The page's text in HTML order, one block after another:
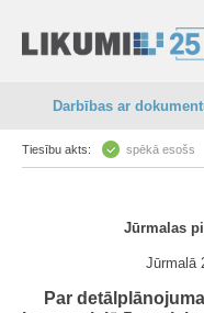
Darbības ar
Tiesību akts: spēkā esošs
Jūrmalas
Jūrmalā
Par